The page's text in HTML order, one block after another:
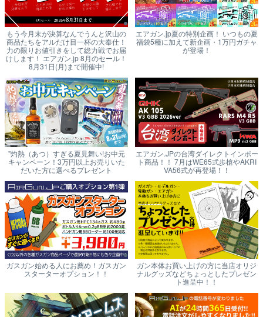
もう今月末が決算なんでうんと沢山の
商品たちをアルだけ目一杯の大奉仕！
力の限りお値引きをして総力戦でお届
けします！ エアガン.jp 8月のセール！
8月31日(月)まで開催中!
エアガン.jp夏の特別企画！ いつもの夏
福袋5種に加えて新企画・1万円ガチャ
が登場！
"灼熱（あつ）すぎる夏見舞い!お中元
キャンペーン！3万円以上お売りいた
だいた方に選べるプレゼント
エアガン.JPの台湾ダイレクトインポー
ト商品！！ 7月はWE65式歩槍やAKRI
VA56式が再登場！！
ガスガン始める人にお薦め！ガスガン
スターターオプション！！
ガン本体お買い上げの方に当店オリジ
ナルグッズなどちょっとしたプレゼン
ト進呈中！！